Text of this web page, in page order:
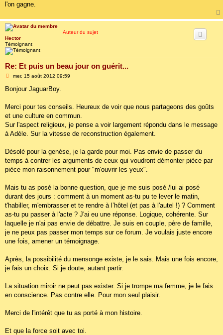
l'on gagne.
Auteur du sujet
Hector
Témoignant
Re: Et puis un beau jour on guérit...
M
s
g
mer. 15 août 2012 09:59
Bonjour JaguarBoy.
Merci pour tes conseils. Heureux de voir que nous partageons des goûts
et une culture en commun.
Sur l'aspect religieux, je pense a voir largement répondu dans le message
à Adèle. Sur la vitesse de reconstruction également.
Désolé pour la genèse, je la garde pour moi. Pas envie de passer du
temps à contrer les arguments de ceux qui voudront démonter pièce par
pièce mon raisonnement pour "m'ouvrir les yeux".
Mais tu as posé la bonne question, que je me suis posé /lui ai posé
durant des jours : comment à un moment as-tu pu te lever le matin,
t'habiller, m'embrasser et te rendre à l’hôtel (et pas à l'autel !) ? Comment
as-tu pu passer à l'acte ? J'ai eu une réponse. Logique, cohérente. Sur
laquelle je n'ai pas envie de débattre. Je suis en couple, père de famille,
je ne peux pas passer mon temps sur ce forum. Je voulais juste encore
une fois, amener un témoignage.
Après, la possibilité du mensonge existe, je le sais. Mais une fois encore,
je fais un choix. Si je doute, autant partir.
La situation miroir ne peut pas exister. Si je trompe ma femme, je le fais
en conscience. Pas contre elle. Pour mon seul plaisir.
Merci de l'intérêt que tu as porté à mon histoire.
Et que la force soit avec toi.